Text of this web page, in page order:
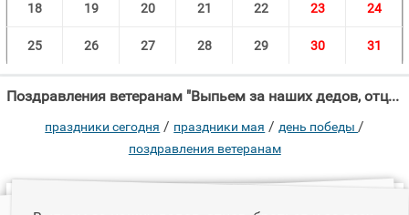
18 19 20 21 22 23 24
25 26 27 28 29 30 31
Поздравления ветеранам "Выпьем за наших дедов, отцов, братьев и за всех, кто воевал на полях сражений."
праздники сегодня / праздники мая /день победы /
поздравления ветеранам